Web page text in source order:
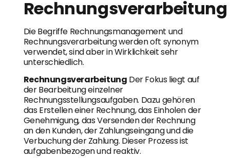
Rechnungsverarbeitung
Die Begriffe Rechnungsmanagement und
Rechnungsverarbeitung werden oft synonym
verwendet, sind aber in Wirklichkeit sehr
unterschiedlich.
Rechnungsverarbeitung Der Fokus liegt auf
der Bearbeitung einzelner
Rechnungsstellungsaufgaben. Dazu gehören
das Erstellen einer Rechnung, das Einholen der
Genehmigung, das Versenden der Rechnung
an den Kunden, der Zahlungseingang und die
Verbuchung der Zahlung. Dieser Prozess ist
aufgabenbezogen und reaktiv.